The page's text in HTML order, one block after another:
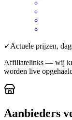
✓Actuele prijzen,
Affiliatelinks — wij
worden live
Aanbieders